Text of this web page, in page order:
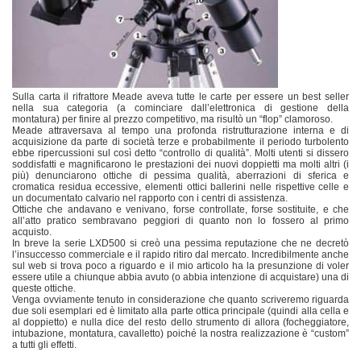
Sulla carta il rifrattore Meade aveva tutte le carte per essere un best seller
nella sua categoria (a cominciare dall’elettronica di gestione della
montatura) per finire al prezzo competitivo, ma risultò un “flop” clamoroso.
Meade attraversava al tempo una profonda ristrutturazione interna e di
acquisizione da parte di società terze e probabilmente il periodo turbolento
ebbe ripercussioni sul così detto “controllo di qualità”. Molti utenti si dissero
soddisfatti e magnificarono le prestazioni dei nuovi doppietti ma molti altri (i
più) denunciarono ottiche di pessima qualità, aberrazioni di sferica e
cromatica residua eccessive, elementi ottici ballerini nelle rispettive celle e
un documentato calvario nel rapporto con i centri di assistenza.
Ottiche che andavano e venivano, forse controllate, forse sostituite, e che
all’atto pratico sembravano peggiori di quanto non lo fossero al primo
acquisto.
In breve la serie LXD500 si creò una pessima reputazione che ne decretò
l’insuccesso commerciale e il rapido ritiro dal mercato. Incredibilmente anche
sul web si trova poco a riguardo e il mio articolo ha la presunzione di voler
essere utile a chiunque abbia avuto (o abbia intenzione di acquistare) una di
queste ottiche.
Venga ovviamente tenuto in considerazione che quanto scriveremo riguarda
due soli esemplari ed è limitato alla parte ottica principale (quindi alla cella e
al doppietto) e nulla dice del resto dello strumento di allora (focheggiatore,
intubazione, montatura, cavalletto) poiché la nostra realizzazione è “custom”
a tutti gli effetti.